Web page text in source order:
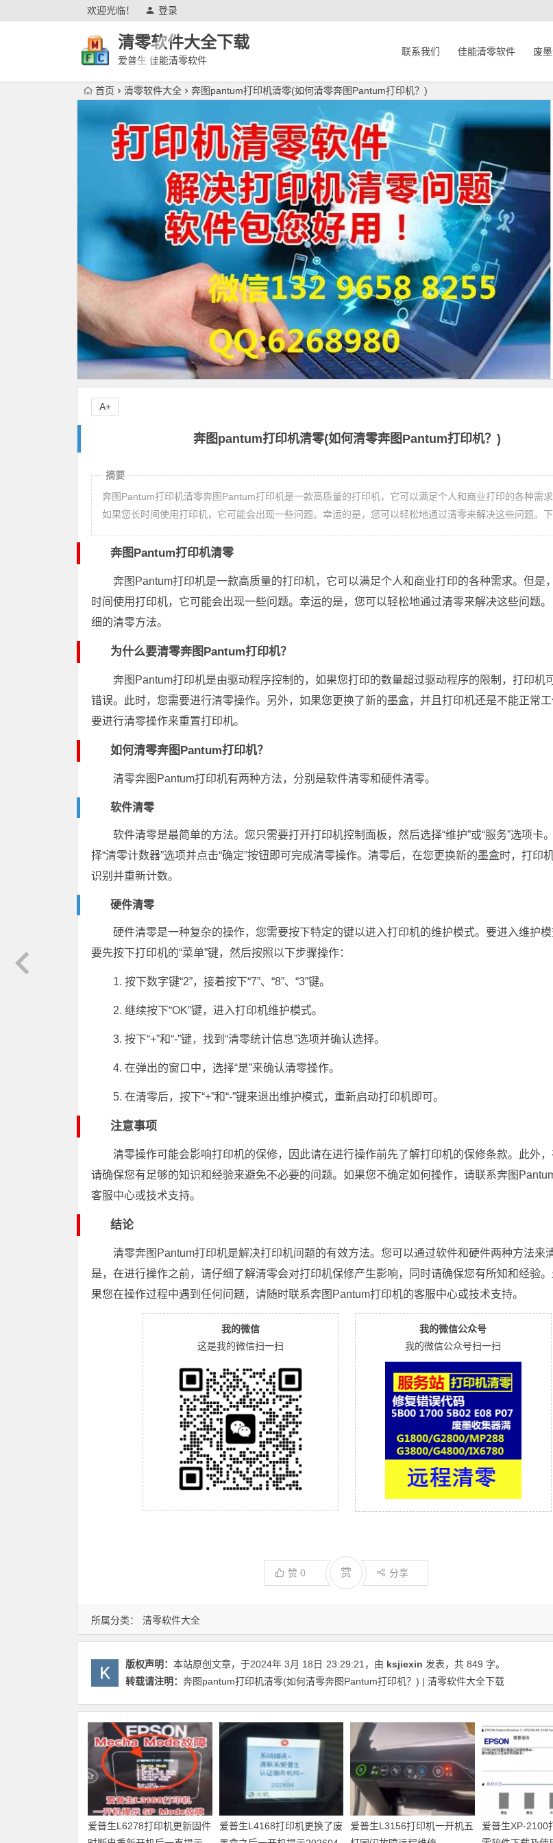
欢迎光临！ 登录
清零软件大全下载
爱普生 佳能清零软件
联系我们 佳能清零软件 废
首页 清零软件大全 奔图pantum打印机清零(如何清零奔图Pantum打印机？)
奔图pantum打印机清零(如何清零奔图Pantum打印机？)
A+
所属分类： 清零软件大全
摘要
奔图Pantum打印机清零奔图Pantum打印机是一款高质量的打印机，它可以满足个人和商业打印的各种需求
如果您长时间使用打印机，它可能会出现一些问题。幸运的是，您可以轻松地通过清零来解决这些问题。
奔图Pantum打印机清零
奔图Pantum打印机是一款高质量的打印机，它可以满足个人和商业打印的各种需求。但是
时间使用打印机，它可能会出现一些问题。幸运的是，您可以轻松地通过清零来解决这些问题
细的清零方法。
为什么要清零奔图Pantum打印机？
奔图Pantum打印机是由驱动程序控制的，如果您打印的数量超过驱动程序的限制，打印机
错误。此时，您需要进行清零操作。另外，如果您更换了新的墨盒，并且打印机还是不能正常
要进行清零操作来重置打印机。
如何清零奔图Pantum打印机？
清零奔图Pantum打印机有两种方法，分别是软件清零和硬件清零。
软件清零
软件清零是最简单的方法。您只需要打开打印机控制面板，然后选择“维护”或“服务”选项卡
择“清零计数器”选项并点击“确定”按钮即可完成清零操作。清零后，在您更换新的墨盒时，打印
识别并重新计数。
硬件清零
硬件清零是一种复杂的操作，您需要按下特定的键以进入打印机的维护模式。要进入维护
要先按下打印机的“菜单”键，然后按照以下步骤操作：
1. 按下数字键“2”，接着按下“7”、“8”、“3”键。
2. 继续按下“OK”键，进入打印机维护模式。
3. 按下“+”和“-”键，找到“清零统计信息”选项并确认选择。
4. 在弹出的窗口中，选择“是”来确认清零操作。
5. 在清零后，按下“+”和“-”键来退出维护模式，重新启动打印机即可。
注意事项
清零操作可能会影响打印机的保修，因此请在进行操作前先了解打印机的保修条款。此外
请确保您有足够的知识和经验来避免不必要的问题。如果您不确定如何操作，请联系奔图
客服中心或技术支持。
结论
清零奔图Pantum打印机是解决打印机问题的有效方法。您可以通过软件和硬件两种方法来
是，在进行操作之前，请仔细了解清零会对打印机保修产生影响，同时请确保您有所知和经验
果您在操作过程中遇到任何问题，请随时联系奔图Pantum打印机的客服中心或技术支持。
我的微信
这是我的微信扫一扫
我的微信公众号
我的微信公众号扫一扫
赞 0 赏 分享
版权声明： 本站原创文章，于2024年 3月 18日 23:29:21 ，由 ksjiexin 发表，共 849 字。
转载请注明： 奔图pantum打印机清零(如何清零奔图Pantum打印机？) | 清零软件大全下载
爱普生L6278打印机更新固件
爱普生L4168打印机更换了废
爱普生L3156打印机一开机五
爱普生XP-2100